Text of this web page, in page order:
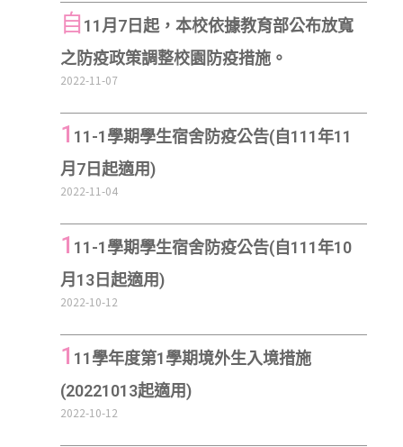
自 11月7日起，本校依據教育部公布放寬
之防疫政策調整校園防疫措施。
2022-11-07
1 11-1學期學生宿舍防疫公告(自111年11
月7日起適用)
2022-11-04
1 11-1學期學生宿舍防疫公告(自111年10
月13日起適用)
2022-10-12
1 11學年度第1學期境外生入境措施
(20221013起適用)
2022-10-12